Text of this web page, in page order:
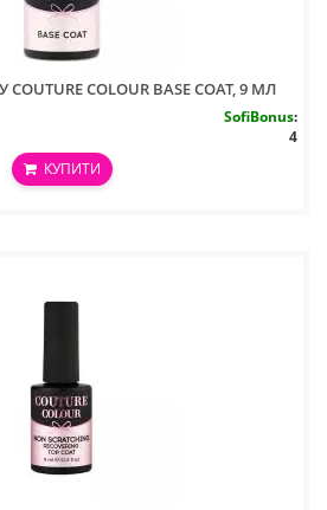
COLOUR BASE COAT, 9 МЛ
SofiBonus:
4
КУПИТИ